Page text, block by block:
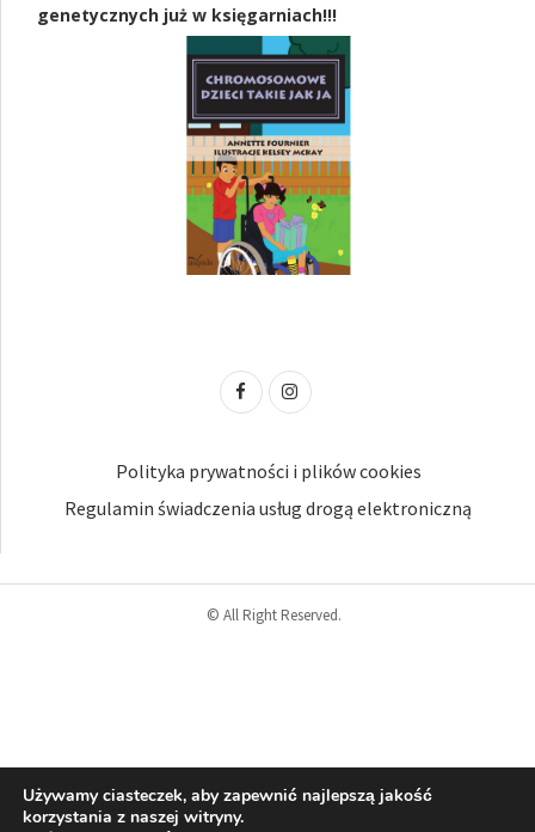
genetycznych już w księgarniach!!!
Polityka prywatności i plików cookies
Regulamin świadczenia usług drogą elektroniczną
© All Right Reserved.
Używamy ciasteczek, aby zapewnić najlepszą jakość
korzystania z naszej witryny.